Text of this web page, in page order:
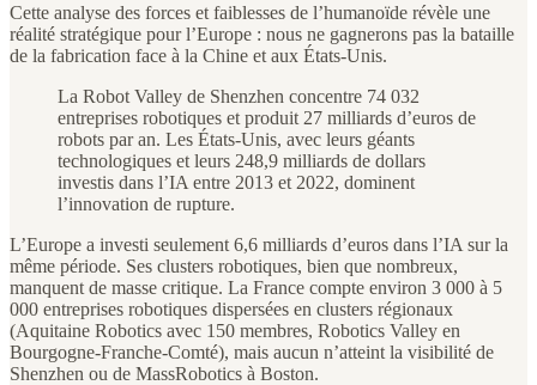
Cette analyse des forces et faiblesses de l’humanoïde révèle une
réalité stratégique pour l’Europe : nous ne gagnerons pas la bataille
de la fabrication face à la Chine et aux États-Unis.
La Robot Valley de Shenzhen concentre 74 032
entreprises robotiques et produit 27 milliards d’euros de
robots par an. Les États-Unis, avec leurs géants
technologiques et leurs 248,9 milliards de dollars
investis dans l’IA entre 2013 et 2022, dominent
l’innovation de rupture.
L’Europe a investi seulement 6,6 milliards d’euros dans l’IA sur la
même période. Ses clusters robotiques, bien que nombreux,
manquent de masse critique. La France compte environ 3 000 à 5
000 entreprises robotiques dispersées en clusters régionaux
(Aquitaine Robotics avec 150 membres, Robotics Valley en
Bourgogne-Franche-Comté), mais aucun n’atteint la visibilité de
Shenzhen ou de MassRobotics à Boston.